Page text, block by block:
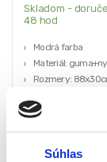
Súhlas
Skladom -
48 hod
Modrá farba
Materiál:
Rozmery:
Motív: vesmír
2,03€bez DPH)